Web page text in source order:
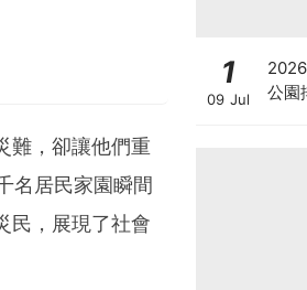
難，卻讓他們重
名居民家園瞬間
民，展現了社會
1
09 Jul
公園